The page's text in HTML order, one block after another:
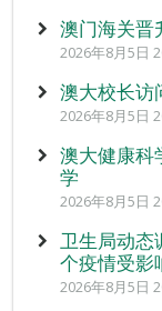
澳门海关晋
2026年8月5日
澳大校长访
2026年8月5日
澳大健康科
学
2026年8月5日
卫生局动态
个疫情受影
2026年8月5日